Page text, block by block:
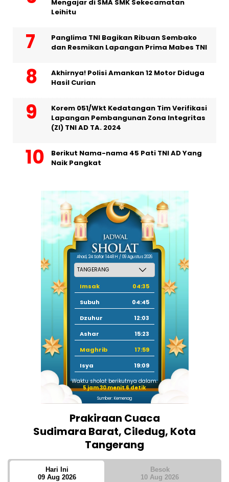
Mengajar di SMA SMK Sekecamatan
Leihitu
Panglima TNI Bagikan Ribuan Sembako
dan Resmikan Lapangan Prima Mabes TNI
Akhirnya! Polisi Amankan 12 Motor Diduga
Hasil Curian
Korem 051/Wkt Kedatangan Tim Verifikasi
Lapangan Pembangunan Zona Integritas
(ZI) TNI AD TA. 2024
Berikut Nama-nama 45 Pati TNI AD Yang
Naik Pangkat
Ahad, 24 Safar 1448 H / 09 Agustus 2026
Imsak
04:35
Subuh
04:45
Dzuhur
12:03
Ashar
15:23
Maghrib
17:59
Isya
19:09
Waktu sholat berikutnya dalam:
5 jam 30 menit 5 detik
Sumber: Kemenag
Prakiraan Cuaca
Sudimara Barat, Ciledug, Kota
Tangerang
Hari Ini
09 Aug 2026
Besok
10 Aug 2026